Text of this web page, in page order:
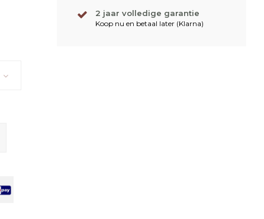
2 jaar volledige garantie
Koop nu en betaal later (Klarna)